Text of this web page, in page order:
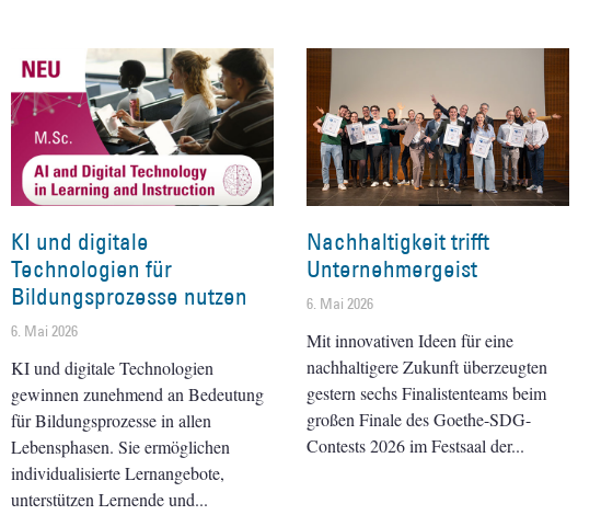
KI und digitale
Technologien für
Bildungsprozesse nutzen
6. Mai 2026
KI und digitale Technologien
gewinnen zunehmend an Bedeutung
für Bildungsprozesse in allen
Lebensphasen. Sie ermöglichen
individualisierte Lernangebote,
unterstützen Lernende und
Nachhaltigkeit trifft
Unternehmergeist
6. Mai 2026
Mit innovativen Ideen für eine
nachhaltigere Zukunft überzeugten
gestern sechs Finalistenteams beim
großen Finale des Goethe-SDG-
Contests 2026 im Festsaal der